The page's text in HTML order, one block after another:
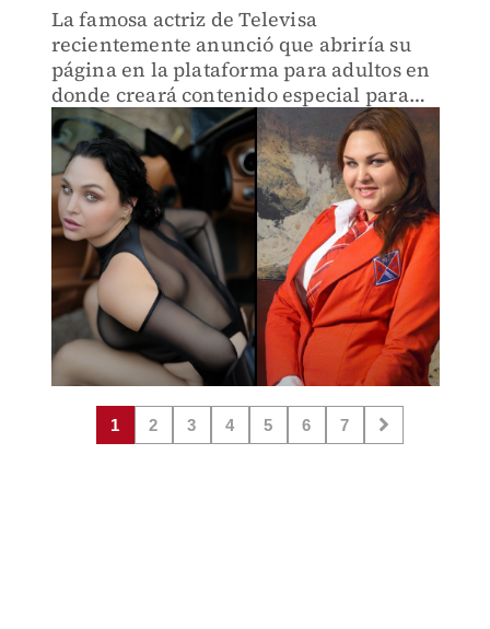
La famosa actriz de Televisa
recientemente anunció que abriría su
página en la plataforma para adultos en
donde creará contenido especial para
todos sus seguidores.
1 2 3 4 5 6 7